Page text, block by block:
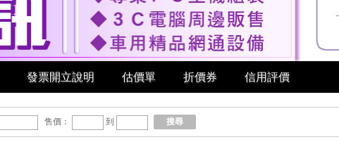
發票開立說明 估價單 折價券 信用評價
售價： 到 搜尋